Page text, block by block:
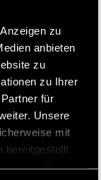
zu
anbieten
zu
zu Ihrer
für
Unsere
mit
bereitgestellt
der
unter der